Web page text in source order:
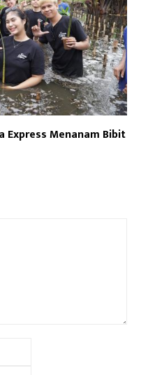
Express Menanam Bibit